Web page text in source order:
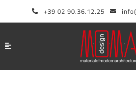
+39 02 90.36.12.25